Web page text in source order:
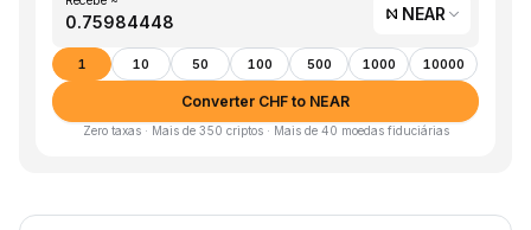
NEAR
1 10 50 100 500 1000 10000
Converter CHF to NEAR
Zero taxas · Mais de 350 criptos · Mais de 40 moedas fiduciárias